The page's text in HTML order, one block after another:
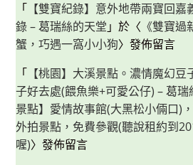
「 【雙寶紀錄】意外地帶兩寶回
錄 – 葛瑞絲的天堂 」於〈 《雙寶
蟹，巧遇一窩小小狗〉發佈留言
「 【桃園】大溪景點。濃情魔幻
子好去處(餵魚樂+可愛公仔) – 葛瑞
景點】愛情故事館(大黑松小倆口)
外拍景點，免費參觀(聽說租約到
喔)〉發佈留言